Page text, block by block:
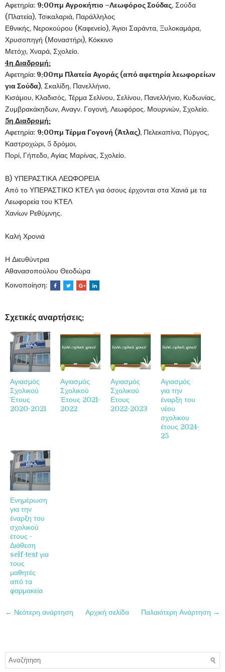
Αφετηρία: 9:00πμ Αγροκήπιο –Λεωφόρος Σούδας, Σούδα
(Πλατεία), Τσικαλαριά, Παράλληλος
Εθνικής, Νεροκούρου (Καφενείο), Άγιοι Σαράντα, Ξυλοκαμάρα,
Χρυσοπηγή (Μοναστήρι), Κόκκινο
Μετόχι, Χναρά, Σχολείο.
4η Διαδρομή:
Αφετηρία: 9:00πμ Πλατεία Αγοράς (από αφετηρία λεωφορείων
για Σούδα), Σκαλίδη, Πανελλήνιο,
Κισάμου, Κλαδισός, Τέρμα Σελίνου, Σελίνου, Πανελλήνιο, Κυδωνίας,
Ζυμβρακάκηδων, Αναγν. Γογονή, Λεωφόρος. Μουρνιών, Σχολείο.
5η Διαδρομή:
Αφετηρία: 9:00πμ Τέρμα Γογονή (Άτλας), Πελεκαπίνα, Πύργος,
Καστροχώρι, 5 δρόμοι,
Πορί, Γήπεδο, Αγίας Μαρίνας, Σχολείο.
Β) ΥΠΕΡΑΣΤΙΚΑ ΛΕΩΦΟΡΕΙΑ
Από το ΥΠΕΡΑΣΤΙΚΟ ΚΤΕΛ για όσους έρχονται στα Χανιά με τα
Λεωφορεία του ΚΤΕΛ
Χανίων Ρεθύμνης.
Καλή Χρονιά
Η Διευθύντρια
Αθανασοπούλου Θεοδώρα
Κοινοποίηση:
Σχετικές αναρτήσεις:
Αγιασμός
Σχολικού
Έτους
2020-2021
Αγιασμός
Σχολικού
Έτους 2021-
2022
Αγιασμός
Σχολικού
Ετους
2022-2023
Αγιασμός
για την
έναρξη του
νέου
σχολικου
έτους 2024-
25
Ενημέρωση
για την
έναρξη του
σχολικού
έτους -
Διάθεση
self-test για
τους
μαθητές
από τα
φαρμακεία
← Νεότερη ανάρτηση Παλαιότερη Ανάρτηση →
Αρχική σελίδα